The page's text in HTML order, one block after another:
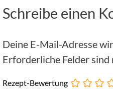
Schreibe einen
Deine E-Mail-Adresse
Erforderliche Felder sind
Rezept-Bewertung